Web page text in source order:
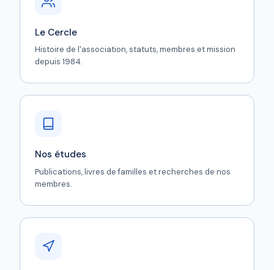
Le Cercle
Histoire de l'association, statuts, membres et mission
depuis 1984.
Nos études
Publications, livres de familles et recherches de nos
membres.